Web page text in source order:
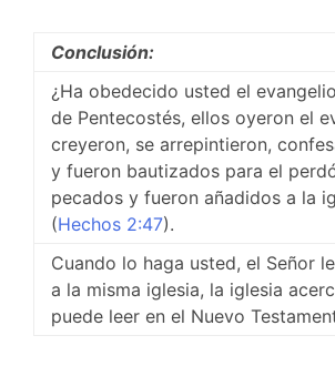
Conclusión:
¿Ha obedecido usted el
de Pentecostés, ellos oyeron el
creyeron, se arrepintieron,
y fueron bautizados para el
pecados y fueron añadidos a la
(Hechos 2:47).
Cuando lo haga usted, el Señor
a la misma iglesia, la iglesia
puede leer en el Nuevo